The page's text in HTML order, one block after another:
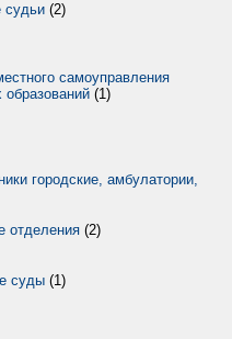
судьи (2)
самоуправления
(1)
городские, амбулатории,
отделения (2)
суды (1)